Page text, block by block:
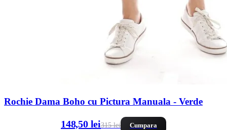
Rochie Dama Boho cu Pictura Manuala - Verde
148,50 lei315 lei Cumpara